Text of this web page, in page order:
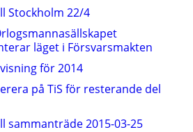
Stockholm 22/4
läget i Försvarsmakten
för 2014
på TiS för resterande del
sammanträde 2015-03-25